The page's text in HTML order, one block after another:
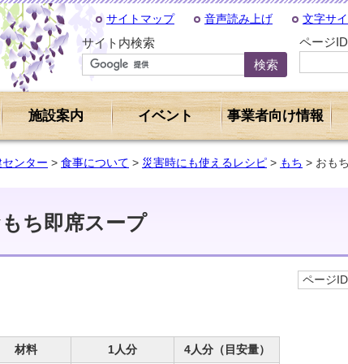
サイトマップ 音声読み上げ 文字サ
サイト内検索 ページ
施設案内 イベント 事業者向け情報
ンター > 食事について > 災害時にも使えるレシピ > もち > おも
ち即席スープ
ページ
材料 1人分
4人分（目安量）